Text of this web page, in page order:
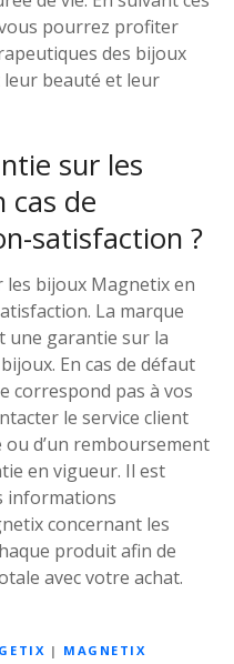
pourrez profiter
des bijoux
beauté et leur
sur les
cas de
satisfaction ?
bijoux Magnetix en
La marque
une garantie sur la
En cas de défaut
correspond pas à vos
le service client
ou d’un remboursement
en vigueur. Il est
informations
concernant les
produit afin de
avec votre achat.
| MAGNETIX